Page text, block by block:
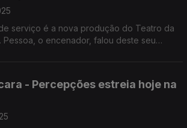
serviço é a nova produção do Teatro da
Pessoa, o encenador, falou deste seu
- Percepções estreia hoje na